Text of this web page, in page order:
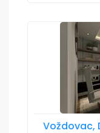
Voždovac,